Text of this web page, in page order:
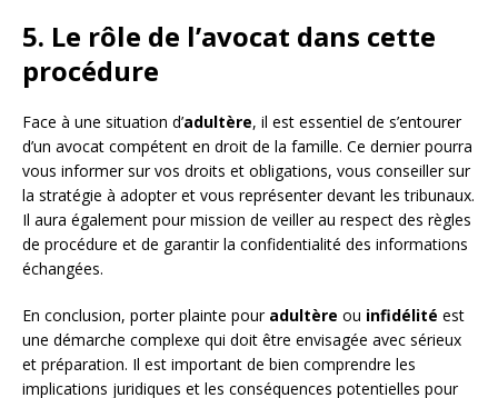
5. Le rôle de l’avocat dans cette
procédure
Face à une situation d’adultère, il est essentiel de s’entourer
d’un avocat compétent en droit de la famille. Ce dernier pourra
vous informer sur vos droits et obligations, vous conseiller sur
la stratégie à adopter et vous représenter devant les tribunaux.
Il aura également pour mission de veiller au respect des règles
de procédure et de garantir la confidentialité des informations
échangées.
En conclusion, porter plainte pour adultère ou infidélité est
une démarche complexe qui doit être envisagée avec sérieux
et préparation. Il est important de bien comprendre les
implications juridiques et les conséquences potentielles pour